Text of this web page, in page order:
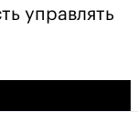
управлять